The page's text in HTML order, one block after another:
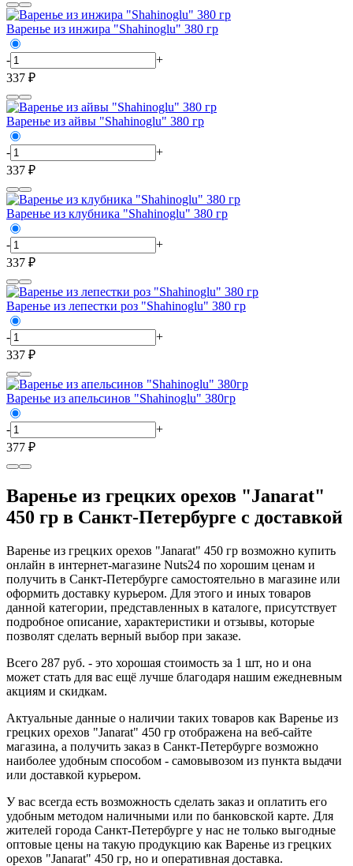
Варенье из инжира "Shahinoglu" 380 гр
-
+
337 ₽
Варенье из айвы "Shahinoglu" 380 гр
-
+
337 ₽
Варенье из клубника "Shahinoglu" 380 гр
-
+
337 ₽
Варенье из лепестки роз "Shahinoglu" 380 гр
-
+
337 ₽
Варенье из апельсинов "Shahinoglu" 380гр
-
+
377 ₽
Варенье из грецких орехов "Janarat"
450 гр в Санкт-Петербурге с доставкой
Варенье из грецких орехов "Janarat" 450 гр возможно купить
онлайн в интернет-магазине Nuts24 по хорошим ценам и
получить в Санкт-Петербурге самостоятельно в магазине или
оформить доставку курьером. Для этого и иных товаров
данной категории, представленных в каталоге, присутствует
подробное описание, характеристики и отзывы, которые
позволят сделать верный выбор при заказе.
Всего 287 руб. - это хорошая стоимость за 1 шт, но и она
может стать для вас ещё лучше благодаря нашим ежедневным
акциям и скидкам.
Актуальные данные о наличии таких товаров как Варенье из
грецких орехов "Janarat" 450 гр отображена на веб-сайте
магазина, а получить заказ в Санкт-Петербурге возможно
наиболее удобным способом - самовывозом из пункта выдачи
или доставкой курьером.
У вас всегда есть возможность сделать заказ и оплатить его
удобным методом наличными или по банковской карте. Для
жителей города Санкт-Петербурге у нас не только выгодные
оптовые цены на такую продукцию как Варенье из грецких
орехов "Janarat" 450 гр, но и оперативная доставка.